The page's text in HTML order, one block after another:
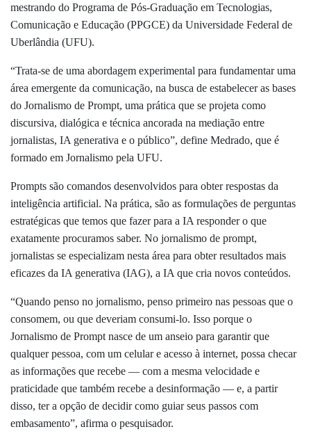
mestrando do Programa de Pós-Graduação em Tecnologias,
Comunicação e Educação (PPGCE) da Universidade Federal de
Uberlândia (UFU).
“Trata-se de uma abordagem experimental para fundamentar uma
área emergente da comunicação, na busca de estabelecer as bases
do Jornalismo de Prompt, uma prática que se projeta como
discursiva, dialógica e técnica ancorada na mediação entre
jornalistas, IA generativa e o público”, define Medrado, que é
formado em Jornalismo pela UFU.
Prompts são comandos desenvolvidos para obter respostas da
inteligência artificial. Na prática, são as formulações de perguntas
estratégicas que temos que fazer para a IA responder o que
exatamente procuramos saber. No jornalismo de prompt,
jornalistas se especializam nesta área para obter resultados mais
eficazes da IA generativa (IAG), a IA que cria novos conteúdos.
“Quando penso no jornalismo, penso primeiro nas pessoas que o
consomem, ou que deveriam consumi-lo. Isso porque o
Jornalismo de Prompt nasce de um anseio para garantir que
qualquer pessoa, com um celular e acesso à internet, possa checar
as informações que recebe — com a mesma velocidade e
praticidade que também recebe a desinformação — e, a partir
disso, ter a opção de decidir como guiar seus passos com
embasamento”, afirma o pesquisador.